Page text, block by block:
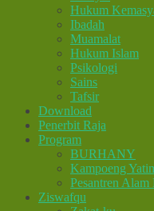
Hukum
Ibadah
Muamalat
Hukum Islam
Psikologi
Sains
Tafsir
Download
Penerbit Raja
Program
BURHANY
Kampoeng
Pesantren
Ziswafqu